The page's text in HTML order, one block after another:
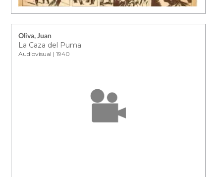
Oliva, Juan
La Caza del Puma
Audiovisual | 1940